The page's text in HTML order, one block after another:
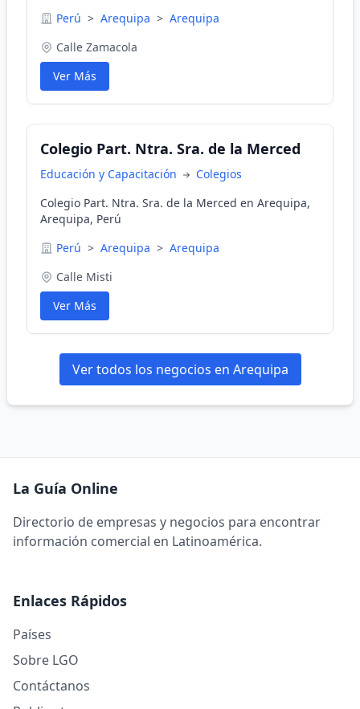
Perú > Arequipa > Arequipa
Calle Zamacola
Ver Más
Colegio Part. Ntra. Sra. de la Merced
Educación y Capacitación
Colegios
Colegio Part. Ntra. Sra. de la Merced en Arequipa,
Arequipa, Perú
Perú > Arequipa > Arequipa
Calle Misti
Ver Más
Ver todos los negocios en Arequipa
La Guía Online
Directorio de empresas y negocios para encontrar
información comercial en Latinoamérica.
Enlaces Rápidos
Países
Sobre LGO
Contáctanos